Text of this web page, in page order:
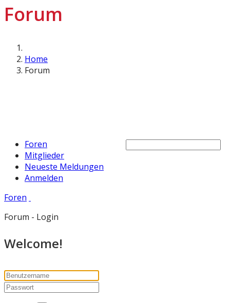
Forum
Home
Forum
Foren
Mitglieder
Neueste Meldungen
Anmelden
Foren
Forum - Login
Welcome!